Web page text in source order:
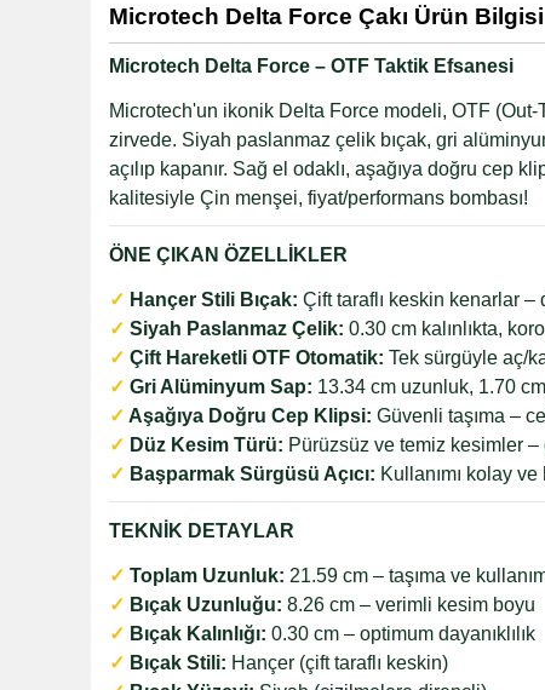
Microtech Delta Force Çakı Ürün Bilgisi
Microtech Delta Force – OTF Taktik Efsanesi
Microtech'un ikonik Delta Force modeli, OTF (Out-
zirvede. Siyah paslanmaz çelik bıçak, gri
açılıp kapanır. Sağ el odaklı, aşağıya doğru
kalitesiyle Çin menşei, fiyat/performans bombası!
ÖNE ÇIKAN ÖZELLİKLER
✓ Hançer Stili Bıçak: Çift taraflı keskin kenarlar
✓ Siyah Paslanmaz Çelik: 0.30 cm kalınlıkta,
✓ Çift Hareketli OTF Otomatik: Tek sürgüyle aç/
✓ Gri Alüminyum Sap: 13.34 cm uzunluk, 1.70
✓ Aşağıya Doğru Cep Klipsi: Güvenli taşıma –
✓ Düz Kesim Türü: Pürüzsüz ve temiz kesimler
✓ Başparmak Sürgüsü Açıcı: Kullanımı kolay
TEKNİK DETAYLAR
✓ Toplam Uzunluk: 21.59 cm – taşıma ve
✓ Bıçak Uzunluğu: 8.26 cm – verimli kesim boyu
✓ Bıçak Kalınlığı: 0.30 cm – optimum dayanıklılık
✓ Bıçak Stili: Hançer (çift taraflı keskin)